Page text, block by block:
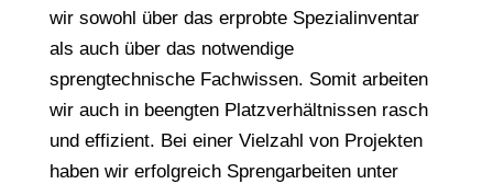
wir sowohl über das erprobte Spezialinventar
als auch über das notwendige
sprengtechnische Fachwissen. Somit arbeiten
wir auch in beengten Platzverhältnissen rasch
und effizient. Bei einer Vielzahl von Projekten
haben wir erfolgreich Sprengarbeiten unter